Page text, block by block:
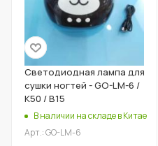
Светодиодная лампа для
сушки ногтей - GO-LM-6 /
К50 / В15
В наличии на складе в Китае
Арт.: GO-LM-6